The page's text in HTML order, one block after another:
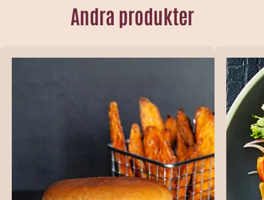
Andra produkter